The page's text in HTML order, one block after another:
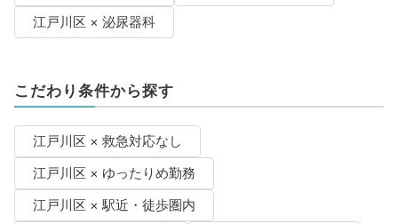
江戸川区 × 泌尿器科
こだわり条件から探す
江戸川区 × 救急対応なし
江戸川区 × ゆったりめ勤務
江戸川区 × 駅近・徒歩圏内